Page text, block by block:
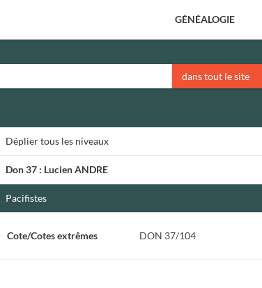
GÉNÉALOGIE
dans tout le site
Dépliertous les niveaux
Don 37 : Lucien ANDRE
Pacifistes
Cote/Cotes extrêmes DON 37/104